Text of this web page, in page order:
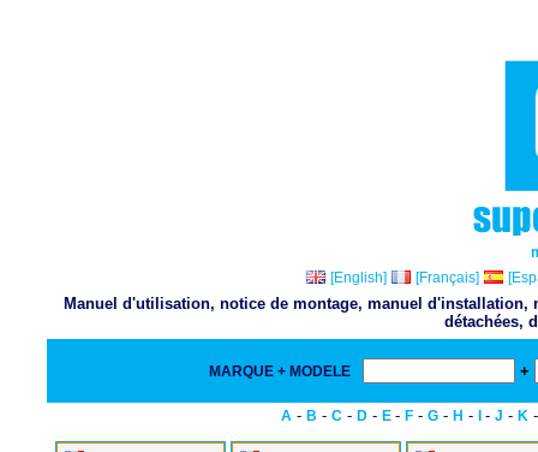
[English]
[Français]
Manuel d'utilisation, notice de montage, manuel
détachées,
MARQUE + MODELE +
A - B - C - D - E - F - G - H - - J - K